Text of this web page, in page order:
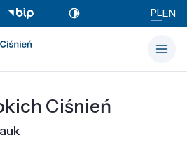
PLEN
Ciśnień